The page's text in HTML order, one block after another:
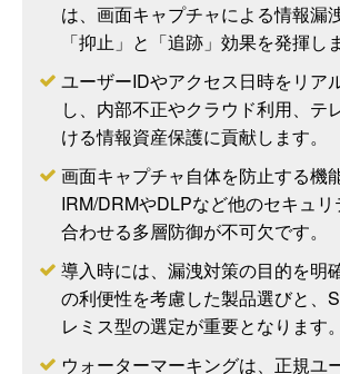
は、画面キャプチャによる情報漏
「抑止」と「追跡」効果を発揮し
ユーザーIDやアクセス日時をリア
し、内部不正やクラウド利用、テ
ける情報資産保護に貢献します。
画面キャプチャ自体を防止する機
IRM/DRMやDLPなど他のセキュ
合わせる多層防御が不可欠です。
導入時には、漏洩対策の目的を明
の利便性を考慮した製品選びと、
レミス型の選定が重要となります。
ウォーターマーキングは、正規ユ